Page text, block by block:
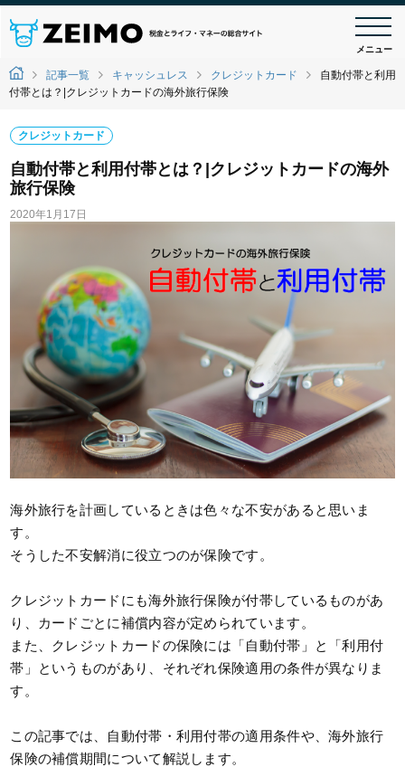
メニュー
記事一覧 キャッシュレス クレジットカード
自動付帯と利用
付帯とは？|クレジットカードの海外旅行保険
クレジットカード
自動付帯と利用付帯とは？|クレジットカードの海外
旅行保険
2020年1月17日
海外旅行を計画しているときは色々な不安があると思いま
す。
そうした不安解消に役立つのが保険です。
クレジットカードにも海外旅行保険が付帯しているものがあ
り、カードごとに補償内容が定められています。
また、クレジットカードの保険には「自動付帯」と「利用付
帯」というものがあり、それぞれ保険適用の条件が異なりま
す。
この記事では、自動付帯・利用付帯の適用条件や、海外旅行
保険の補償期間について解説します。